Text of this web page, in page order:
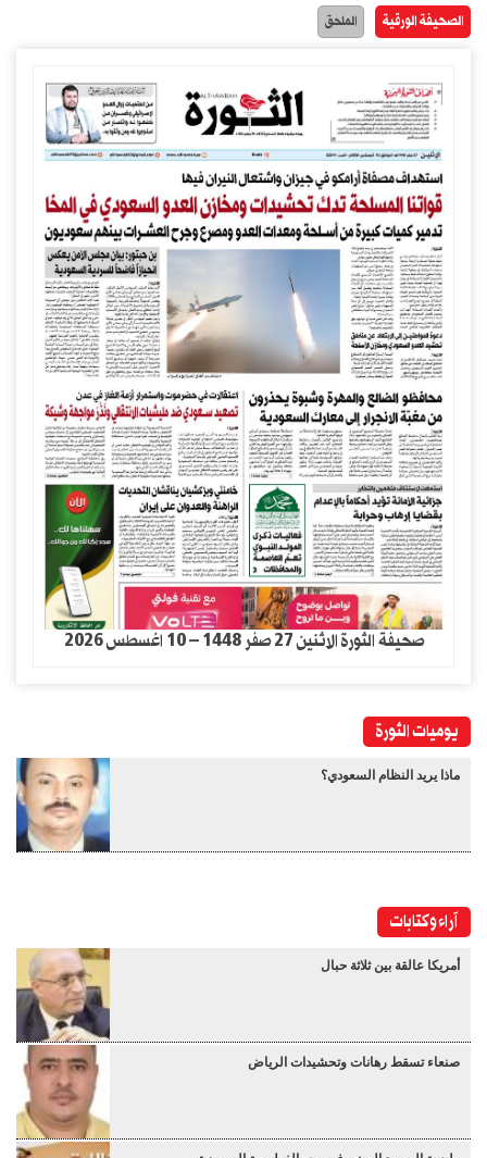
الصحيفة الورقية الملحق
صحيفة الثورة الاثنين 27 صفر 1448 – 10 اغسطس 2026
يوميات الثورة
ماذا يريد النظام السعودي؟
آراء وكتابات
أمريكا عالقة بين ثلاثة حبال
صنعاء تسقط رهانات وتحشيدات الرياض